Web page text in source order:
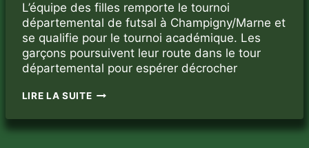
L’équipe des filles remporte le tournoi
départemental de futsal à Champigny/Marne et
se qualifie pour le tournoi académique. Les
garçons poursuivent leur route dans le tour
départemental pour espérer décrocher
LIRE LA SUITECOMPÉTITIONS
FUTSAL